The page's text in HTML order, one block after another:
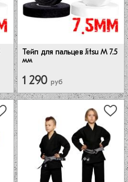
Тейп для пальцев Jitsu M 7.5
мм
1 290 руб